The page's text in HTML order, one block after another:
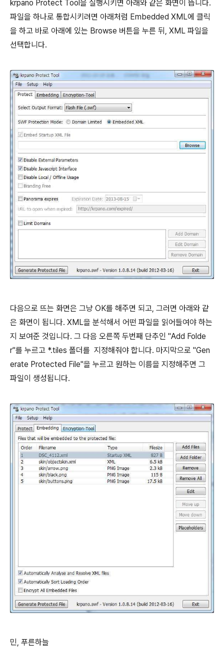
krpano Protect Tool을 실행시키면 아래와 같은 화면이 뜹니다.
파일을 하나로 통합시키려면 아래처럼 Embedded XML에 클릭
을 하고 바로 아래에 있는 Browse 버튼을 누른 뒤, XML 파일을
선택합니다.
다음으로 뜨는 화면은 그냥 OK를 해주면 되고, 그러면 아래와 같
은 화면이 됩니다. XML을 분석해서 어떤 파일을 읽어들여야 하는
지 보여준 것입니다. 그 다음 오른쪽 두번째 단추인 "Add Folde
r"를 누르고 *.tiles 폴더를 지정해줘야 합니다. 마지막으로 "Gen
erate Protected File"을 누르고 원하는 이름을 지정해주면 그
파일이 생성됩니다.
민, 푸른하늘